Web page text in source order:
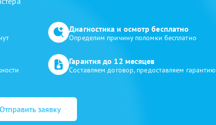
Диагностика и осмотр бесплатно
Определим причину поломки бесплатно
Гарантия до 12 месяцев
Составляем договор, предоставляем гарантию
Отправить заявку